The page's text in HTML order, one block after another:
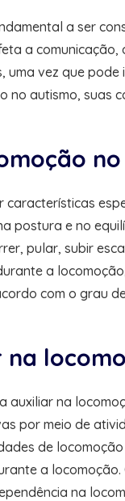
a ser
a
vez que
no autismo, suas
postura e no
pular, subir
a
com o grau
auxiliar na
por meio de
de
a
na